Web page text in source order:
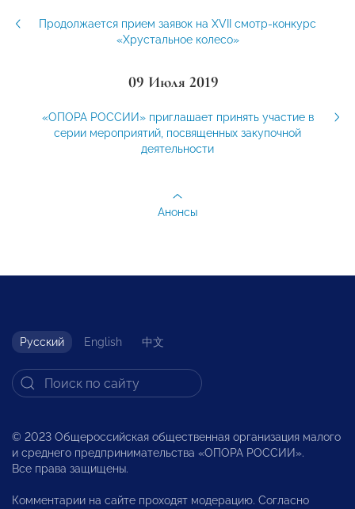
Продолжается прием заявок на XVII смотр-конкурс
«Хрустальное колесо»
09 Июля 2019
«ОПОРА РОССИИ» приглашает принять участие в
серии мероприятий, посвященных закупочной
деятельности
Анонсы
Русский English 中文
© 2023 Общероссийская общественная организация малого
и среднего предпринимательства «ОПОРА РОССИИ».
Все права защищены.
Комментарии на сайте проходят модерацию. Согласно